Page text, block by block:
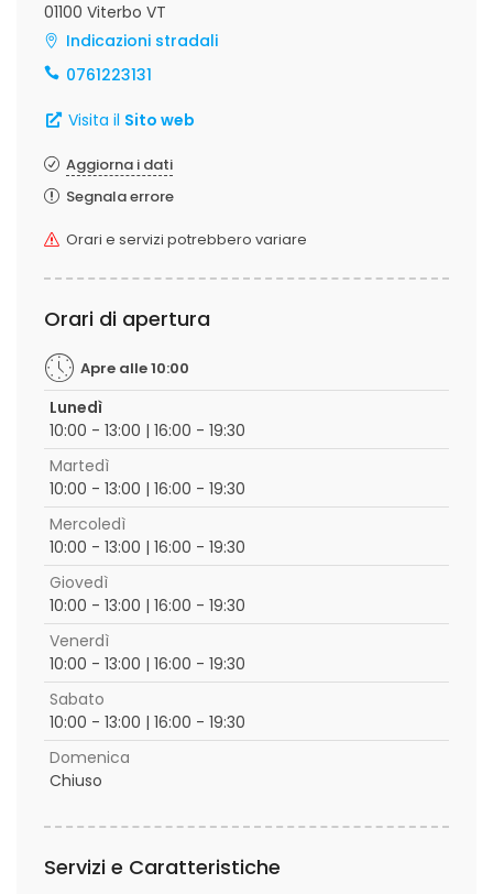
01100 Viterbo VT
Indicazioni stradali
0761223131
Visita il Sito web
Aggiorna i dati
Segnala errore
Orari e servizi potrebbero variare
Orari di apertura
Apre alle 10:00
Lunedì
10:00 - 13:00 | 16:00 - 19:30
Martedì
10:00 - 13:00 | 16:00 - 19:30
Mercoledì
10:00 - 13:00 | 16:00 - 19:30
Giovedì
10:00 - 13:00 | 16:00 - 19:30
Venerdì
10:00 - 13:00 | 16:00 - 19:30
Sabato
10:00 - 13:00 | 16:00 - 19:30
Domenica
Chiuso
Servizi e Caratteristiche